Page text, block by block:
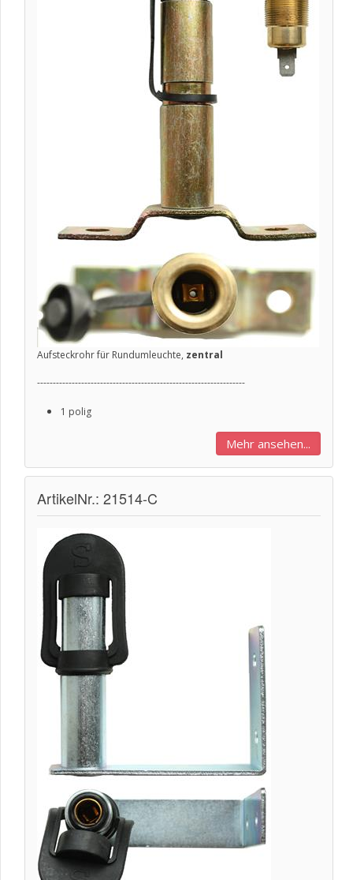
Aufsteckrohr für Rundumleuchte, zentral
------------------------------------------------------------------
1 polig
Mehr ansehen...
ArtikelNr.: 21514-C